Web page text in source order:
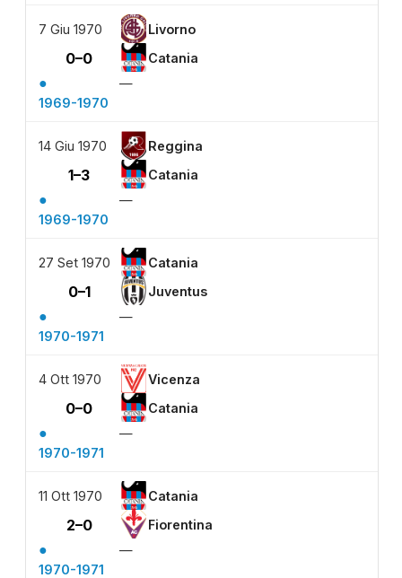
7 Giu 1970 Livorno
0–0 Catania
●
—
1969-1970
14 Giu 1970 Reggina
1–3 Catania
●
—
1969-1970
27 Set 1970 Catania
0–1 Juventus
●
—
1970-1971
4 Ott 1970 Vicenza
0–0 Catania
●
—
1970-1971
11 Ott 1970 Catania
2–0 Fiorentina
●
—
1970-1971